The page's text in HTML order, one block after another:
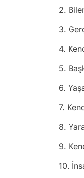
2.
3.
4.
5.
6.
7.
8.
9.
10.